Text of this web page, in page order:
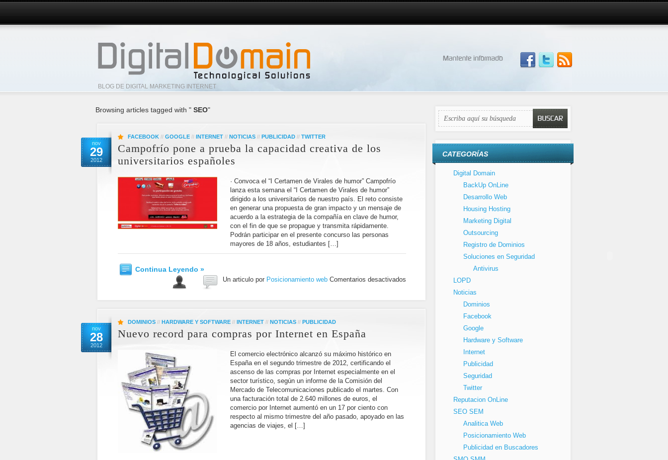
BLOG DE DIGITAL MARKETING INTERNET
Browsing articles tagged with " SEO"
nov
29
2012
FACEBOOK // GOOGLE // INTERNET // NOTICIAS // PUBLICIDAD // TWITTER
Campofrío pone a prueba la capacidad creativa de los
universitarios españoles
· Convoca el “I Certamen de Virales de humor” Campofrío
lanza esta semana el “I Certamen de Virales de humor”
dirigido a los universitarios de nuestro país. El reto consiste
en generar una propuesta de gran impacto y un mensaje de
acuerdo a la estrategia de la compañía en clave de humor,
con el fin de que se propague y transmita rápidamente.
Podrán participar en el presente concurso las personas
mayores de 18 años, estudiantes […]
Continua Leyendo »
Un articulo por Posicionamiento web Comentarios desactivados
nov
28
2012
DOMINIOS // HARDWARE Y SOFTWARE // INTERNET // NOTICIAS // PUBLICIDAD
Nuevo record para compras por Internet en España
El comercio electrónico alcanzó su máximo histórico en
España en el segundo trimestre de 2012, certificando el
ascenso de las compras por Internet especialmente en el
sector turístico, según un informe de la Comisión del
Mercado de Telecomunicaciones publicado el martes. Con
una facturación total de 2.640 millones de euros, el
comercio por Internet aumentó en un 17 por ciento con
respecto al mismo trimestre del año pasado, apoyado en las
agencias de viajes, el […]
CATEGORÍAS
Digital Domain
BackUp OnLine
Desarrollo Web
Housing Hosting
Marketing Digital
Outsourcing
Registro de Dominios
Soluciones en Seguridad
Antivirus
LOPD
Noticias
Dominios
Facebook
Google
Hardware y Software
Internet
Publicidad
Seguridad
Twitter
Reputacion OnLine
SEO SEM
Analitica Web
Posicionamiento Web
Publicidad en Buscadores